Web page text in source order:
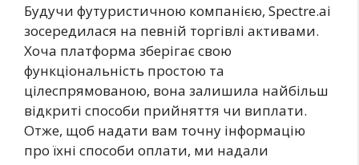
Будучи футуристичною компанією, Spectre.ai
зосередилася на певній торгівлі активами.
Хоча платформа зберігає свою
функціональність простою та
цілеспрямованою, вона залишила найбільш
відкриті способи прийняття чи виплати.
Отже, щоб надати вам точну інформацію
про їхні способи оплати, ми надали